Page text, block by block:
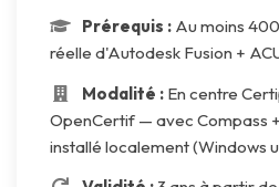
Prérequis : Au moins
réelle d'Autodesk Fusion +
Modalité : En centre
OpenCertif — avec Compass
installé localement (Windows